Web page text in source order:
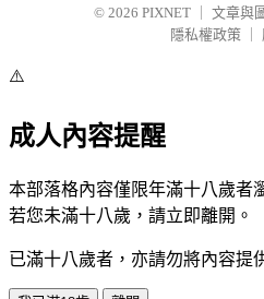
© 2026 PIXNET
文章與
隱私權政策
⚠️
成人內容提醒
本部落格內容僅限年滿十八歲者
若您未滿十八歲，請立即離開。
已滿十八歲者，亦請勿將內容提